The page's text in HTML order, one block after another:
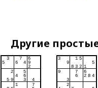
Другие